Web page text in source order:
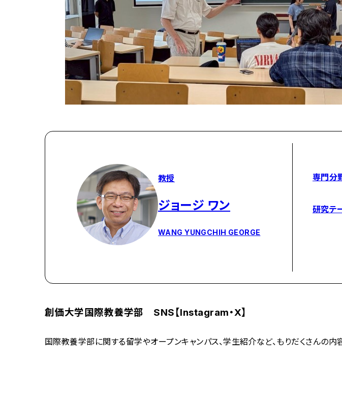
教授
ジョージ ワン
WANG YUNGCHIH GEORGE
専門分
研究テ
創価大学国際教養学部 SNS【Instagram・X】
国際教養学部に関する留学やオープンキャンパス、学生紹介など、もりだくさんの内